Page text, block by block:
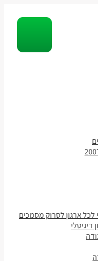
ארגון לסרוק מסמכים
דיגיטלי